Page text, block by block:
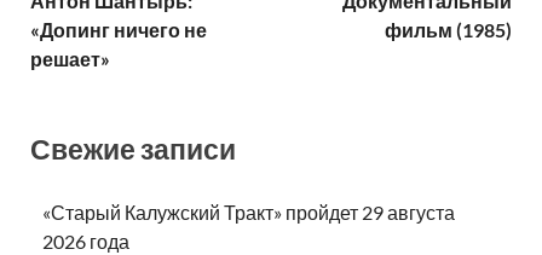
«Допинг ничего не
решает»
фильм (1985)
Свежие записи
«Старый Калужский Тракт» пройдет 29 августа
2026 года